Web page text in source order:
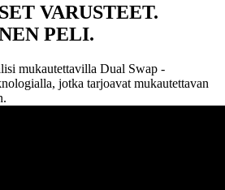
VARUSTEET.
PELI.
mukautettavilla Dual Swap -
jotka tarjoavat mukautettavan